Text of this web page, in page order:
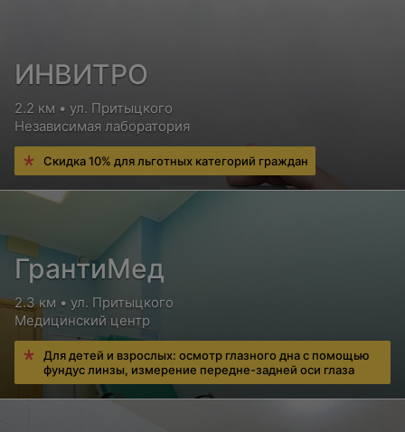
ИНВИТРО
2.2 км • ул. Притыцкого
Независимая лаборатория
Скидка 10% для льготных категорий граждан
ГрантиМед
2.3 км • ул. Притыцкого
Медицинский центр
Для детей и взрослых: осмотр глазного дна с помощью
фундус линзы, измерение передне-задней оси глаза